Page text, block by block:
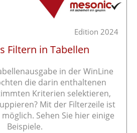
Edition 2024
Filtern in Tabellen
in der WinLine
die darin enthaltenen
Kriterien selektieren,
Mit der Filterzeile ist
Sehen Sie hier einige
Beispiele.